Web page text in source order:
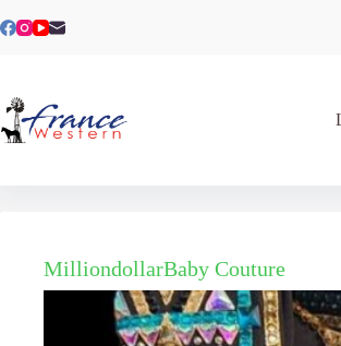
au
MilliondollarBaby Couture